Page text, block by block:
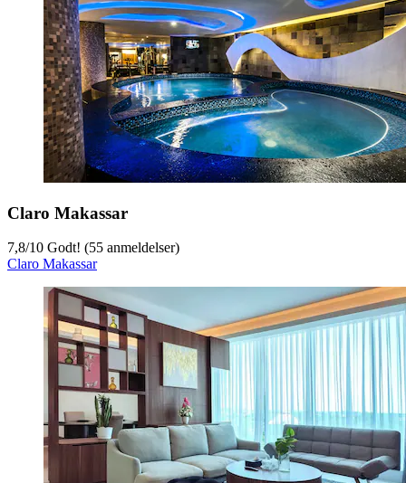
Claro Makassar
7,8/10 Godt! (55 anmeldelser)
Claro Makassar